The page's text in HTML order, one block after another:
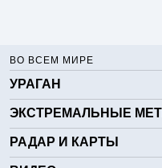
ВО ВСЕМ МИРЕ
УРАГАН
ЭКСТРЕМАЛЬНЫЕ
РАДАР И КАРТЫ